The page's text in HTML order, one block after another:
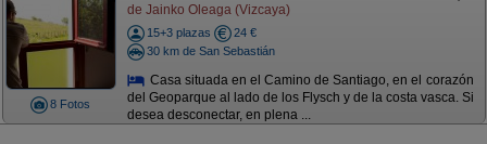
8 Fotos
de Jainko Oleaga (Vizcaya)
15+3 plazas
24 €
30 km de San Sebastián
Casa situada en el Camino de Santiago, en el corazón
del Geoparque al lado de los Flysch y de la costa vasca. Si
desea desconectar, en plena ...